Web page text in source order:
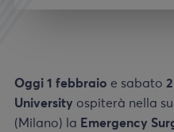
Oggi 1 febbraio e sabato
University ospiterà nella
(Milano) la Emergency